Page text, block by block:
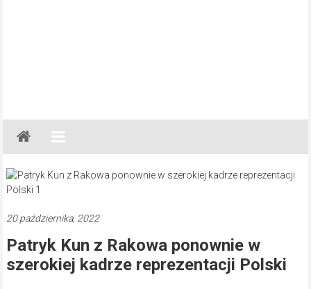
Gazeta
Regionalna
Częstochowa,
Kłobuck,
Myszków
20 października, 2022
Patryk Kun z Rakowa ponownie w
szerokiej kadrze reprezentacji Polski